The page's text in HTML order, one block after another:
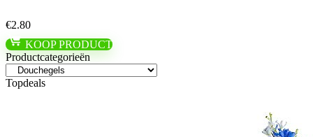
€2.80
KOOP PRODUCT
Productcategorieën
Topdeals